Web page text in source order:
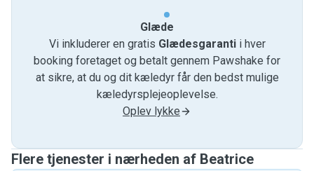
Glæde
Vi inkluderer en gratis Glædesgarantii hver
booking foretaget og betalt gennem Pawshake for
at sikre, at du og dit kæledyr får den bedst mulige
kæledyrsplejeoplevelse.
Oplev lykke
Flere tjenester i nærheden af ​​Beatrice